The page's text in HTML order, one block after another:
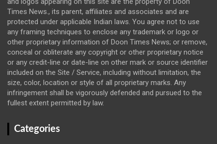
Times News., its parent, affiliates and associates and are
protected under applicable Indian laws. You agree not to use
any framing techniques to enclose any trademark or logo or
other proprietary information of Doon Times News; or remove,
conceal or obliterate any copyright or other proprietary notice
or any credit-line or date-line on other mark or source identifier
included on the Site / Service, including without limitation, the
size, color, location or style of all proprietary marks. Any
infringement shall be vigorously defended and pursued to the
fullest extent permitted by law.
Categories